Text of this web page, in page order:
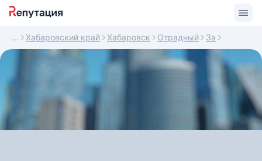
Хабаровский край Хабаровск Отрадный 3а